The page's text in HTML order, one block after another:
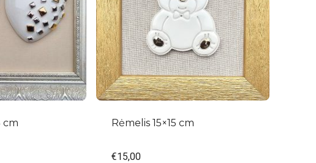
cm Rėmelis 15×15 cm
€15,00